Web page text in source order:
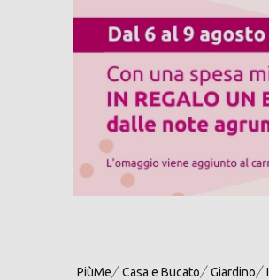
PiùMe Casa e Bucato Giardino